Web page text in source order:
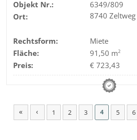
Objekt Nr.:
6349/809
Ort:
8740 Zeltweg
Rechtsform:
Miete
Fläche:
91,50 m2
Preis: € 723,43
« ‹ 1 2 3 4 5 6